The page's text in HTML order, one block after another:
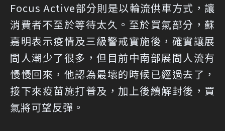
Focus Active部分則是以輪流供車方式，讓
消費者不至於等待太久。至於買氣部分，蘇
嘉明表示疫情及三級警戒實施後，確實讓展
間人潮少了很多，但目前中南部展間人流有
慢慢回來，他認為最壞的時候已經過去了，
接下來疫苗施打普及，加上後續解封後，買
氣將可望反彈。